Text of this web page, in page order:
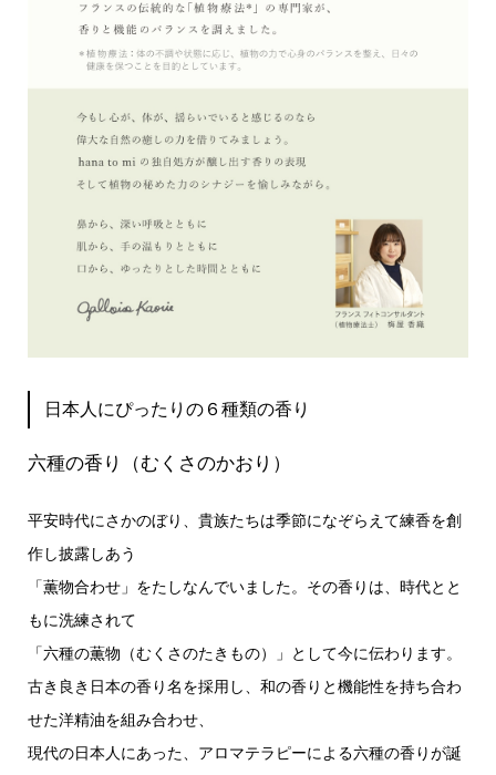
日本人にぴったりの６種類の香り
六種の香り（むくさのかおり）
平安時代にさかのぼり、貴族たちは季節になぞらえて練香を創
作し披露しあう
「薫物合わせ」をたしなんでいました。その香りは、時代とと
もに洗練されて
「六種の薫物（むくさのたきもの）」として今に伝わります。
古き良き日本の香り名を採用し、和の香りと機能性を持ち合わ
せた洋精油を組み合わせ、
現代の日本人にあった、アロマテラピーによる六種の香りが誕